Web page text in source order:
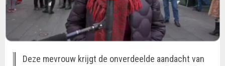
Deze mevrouw krijgt de onverdeelde aandacht van